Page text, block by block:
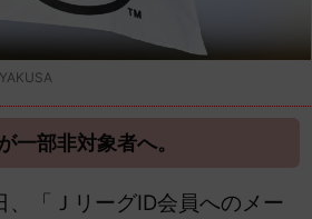
一部非対象者へ。
「ＪリーグID会員へのメー